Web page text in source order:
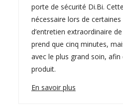
porte de sécurité Di.Bi.
nécessaire lors de
d’entretien extraordinaire
prend que cinq minutes,
avec le plus grand soin,
produit.
En savoir plus